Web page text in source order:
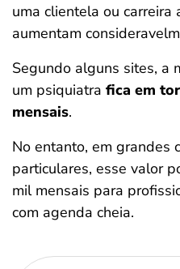
uma clientela ou carreira
aumentam
Segundo alguns sites, a
um psiquiatra fica em
mensais.
No entanto, em grandes
particulares, esse valor
mil mensais para
com agenda cheia.